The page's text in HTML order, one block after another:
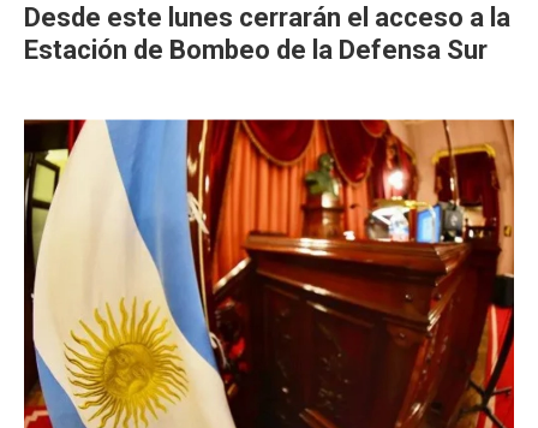
Desde este lunes cerrarán el acceso a la
Estación de Bombeo de la Defensa Sur